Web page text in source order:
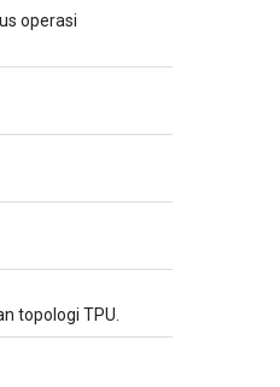
operasi
topologi TPU.